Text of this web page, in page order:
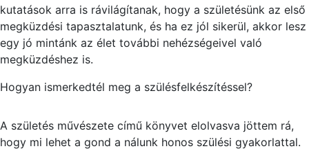
kutatások arra is rávilágítanak, hogy a születésünk az első
megküzdési tapasztalatunk, és ha ez jól sikerül, akkor lesz
egy jó mintánk az élet további nehézségeivel való
megküzdéshez is.
Hogyan ismerkedtél meg a szülésfelkészítéssel?
A születés művészete című könyvet elolvasva jöttem rá,
hogy mi lehet a gond a nálunk honos szülési gyakorlattal.